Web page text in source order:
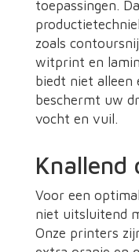
toepassingen.
zoals
witprint en
biedt niet alleen
beschermt uw
vocht en vuil.
Knallend
Voor een
niet uitsluitend
Onze printers